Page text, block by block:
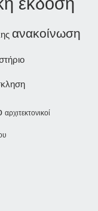
ανακοίνωση
αρχιτεκτονικοί